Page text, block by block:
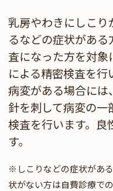
乳房やわきにしこ
るなどの症状があ
査になった方を対
による精密検査を行
病変がある場合に
針を刺して病変の
検査を行います。良
す。
※しこりなどの症状があ
状がない方は自費診療で